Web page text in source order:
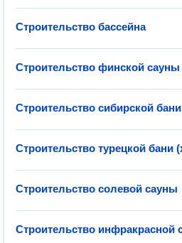
Строительство бассейна
Строительство финской сауны
Строительство сибирской бани
Строительство турецкой бани
Строительство солевой сауны
Строительство инфракрасной